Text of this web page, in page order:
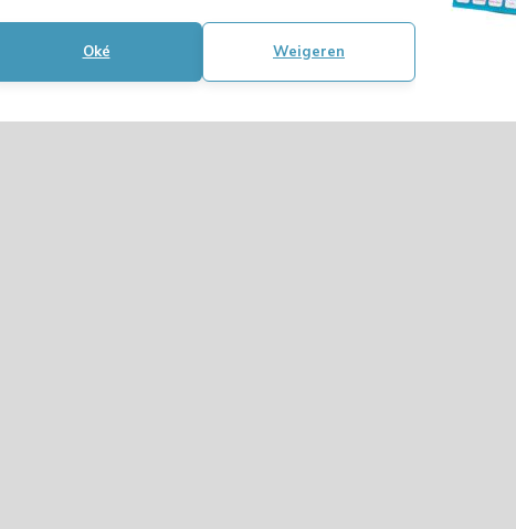
Oké Weigeren